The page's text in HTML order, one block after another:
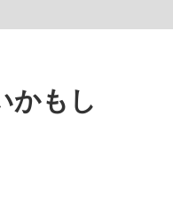
一つ多くてもいい」時価総
かもし